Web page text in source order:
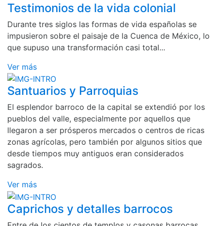
Testimonios de la vida colonial
Durante tres siglos las formas de vida españolas se
impusieron sobre el paisaje de la Cuenca de México, lo
que supuso una transformación casi total...
Ver más
Santuarios y Parroquias
El esplendor barroco de la capital se extendió por los
pueblos del valle, especialmente por aquellos que
llegaron a ser prósperos mercados o centros de ricas
zonas agrícolas, pero también por algunos sitios que
desde tiempos muy antiguos eran considerados
sagrados.
Ver más
Caprichos y detalles barrocos